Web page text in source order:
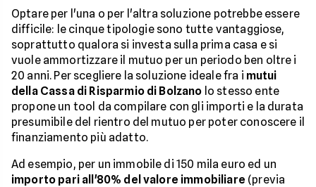
Optare per l'una o per l'altra soluzione potrebbe essere
difficile: le cinque tipologie sono tutte vantaggiose,
soprattutto qualora si investa sulla prima casa e si
vuole ammortizzare il mutuo per un periodo ben oltre i
20 anni. Per scegliere la soluzione ideale fra i mutui
della Cassa di Risparmio di Bolzano lo stesso ente
propone un tool da compilare con gli importi e la durata
presumibile del rientro del mutuo per poter conoscere il
finanziamento più adatto.
Ad esempio, per un immobile di 150 mila euro ed un
importo pari all'80% del valore immobiliare (previa